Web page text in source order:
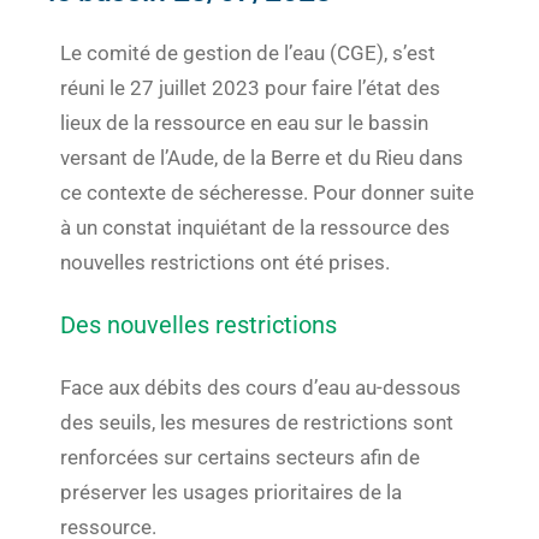
Le comité de gestion de l’eau (CGE), s’est
réuni le 27 juillet 2023 pour faire l’état des
lieux de la ressource en eau sur le bassin
versant de l’Aude, de la Berre et du Rieu dans
ce contexte de sécheresse. Pour donner suite
à un constat inquiétant de la ressource des
nouvelles restrictions ont été prises.
Des nouvelles restrictions
Face aux débits des cours d’eau au-dessous
des seuils, les mesures de restrictions sont
renforcées sur certains secteurs afin de
préserver les usages prioritaires de la
ressource.